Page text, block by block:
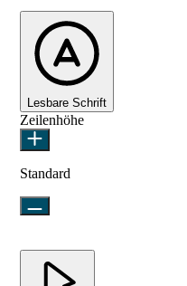
Lesbare Schrift
Zeilenhöhe
Standard